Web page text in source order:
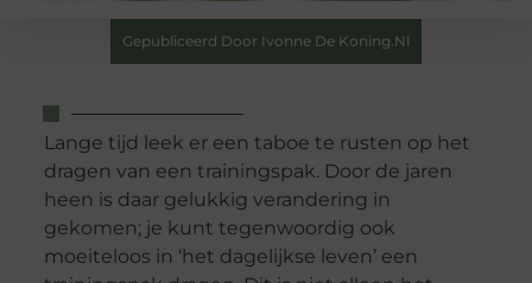
Gepubliceerd Door Ivonne De Koning.nl
Lange tijd leek er een taboe te rusten op het
dragen van een trainingspak. Door de jaren
heen is daar gelukkig verandering in
gekomen; je kunt tegenwoordig ook
moeiteloos in ‘het dagelijkse leven’ een